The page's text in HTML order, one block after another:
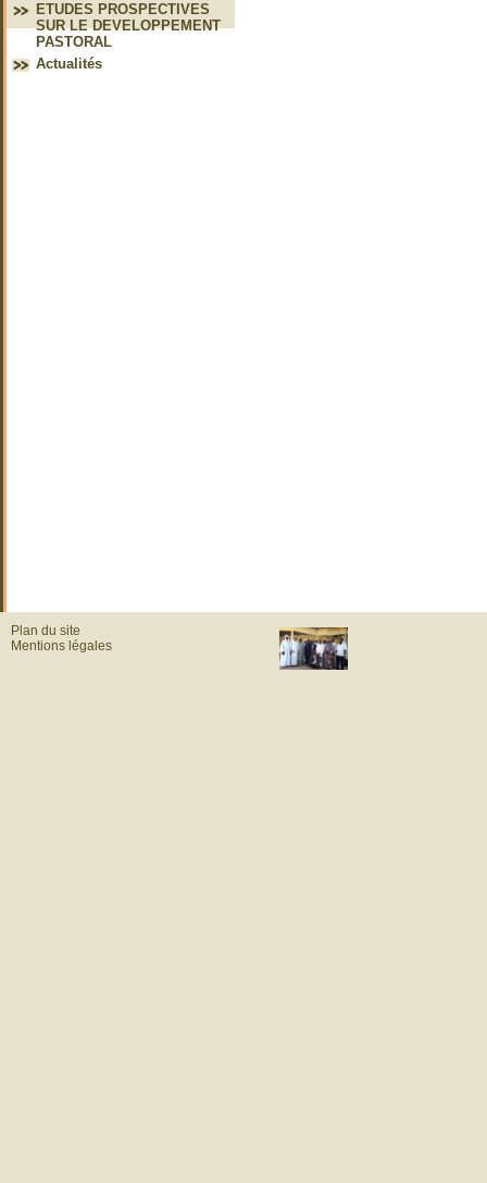
ETUDES PROSPECTIVES
SUR LE DEVELOPPEMENT
PASTORAL
Actualités
Plan du site
Mentions légales